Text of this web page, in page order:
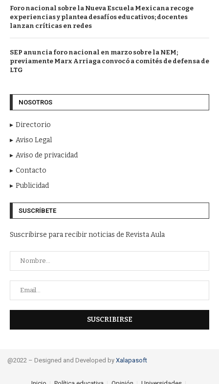
Foro nacional sobre la Nueva Escuela Mexicana recoge
experiencias y plantea desafíos educativos; docentes
lanzan críticas en redes
SEP anuncia foro nacional en marzo sobre la NEM;
previamente Marx Arriaga convocó a comités de defensa de
LTG
NOSOTROS
Directorio
Aviso Legal
Aviso de privacidad
Contacto
Publicidad
SUSCRÍBETE
Suscribirse para recibir noticias de Revista Aula
@2022 – Designed and Developed by Xalapasoft